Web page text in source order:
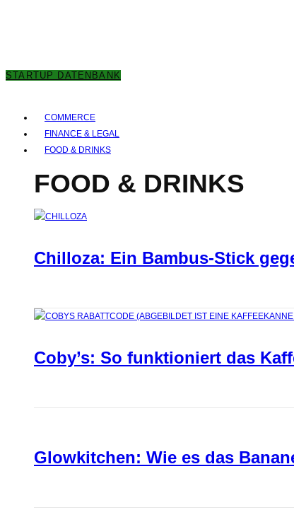
STARTUP DATENBANK
COMMERCE
FINANCE & LEGAL
FOOD & DRINKS
FOOD & DRINKS
Chilloza: Ein Bambus-Stick
Coby’s: So funktioniert das
Glowkitchen: Wie es das